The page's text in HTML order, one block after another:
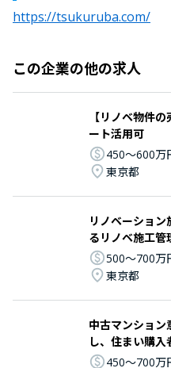
https://tsukuruba.com/
この企業の他の求人
【リノベ物件
ート活用可
450〜600万
東京都
リノベーショ
るリノベ施工管
500〜700万
東京都
中古マンショ
し、住まい購入
450〜700万